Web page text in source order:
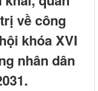
về công
khóa XVI
nhân dân